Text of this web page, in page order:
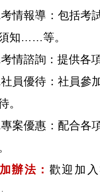
情報導：包括考
知……等。
情諮詢：提供各
員優待：社員參
。
案優惠：配合各
辦法： 歡迎加